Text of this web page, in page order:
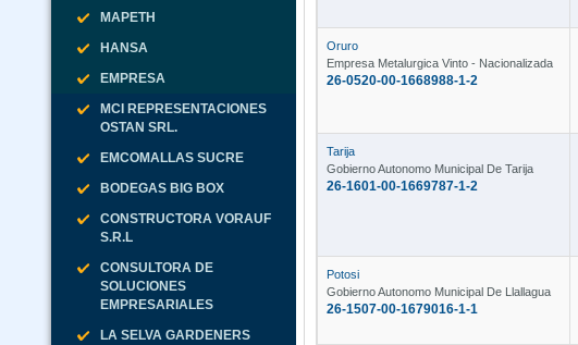
MAPETH
HANSA
EMPRESA
MCI REPRESENTACIONES
OSTAN SRL.
EMCOMALLAS SUCRE
BODEGAS BIG BOX
CONSTRUCTORA VORAUF
S.R.L
CONSULTORA DE
SOLUCIONES
EMPRESARIALES
LA SELVA GARDENERS
Oruro
Empresa Metalurgica Vinto - Nacionalizada
26-0520-00-1668988-1-2
Tarija
Gobierno Autonomo Municipal De Tarija
26-1601-00-1669787-1-2
Potosi
Gobierno Autonomo Municipal De Llallagua
26-1507-00-1679016-1-1